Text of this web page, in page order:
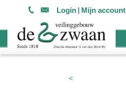
Login Mijn account
<